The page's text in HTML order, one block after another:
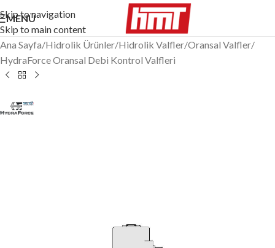
Skip to navigation
Skip to main content
MENÜ
Ana Sayfa/Hidrolik Ürünler/Hidrolik Valfler/Oransal Valfler/
HydraForce Oransal Debi Kontrol Valfleri